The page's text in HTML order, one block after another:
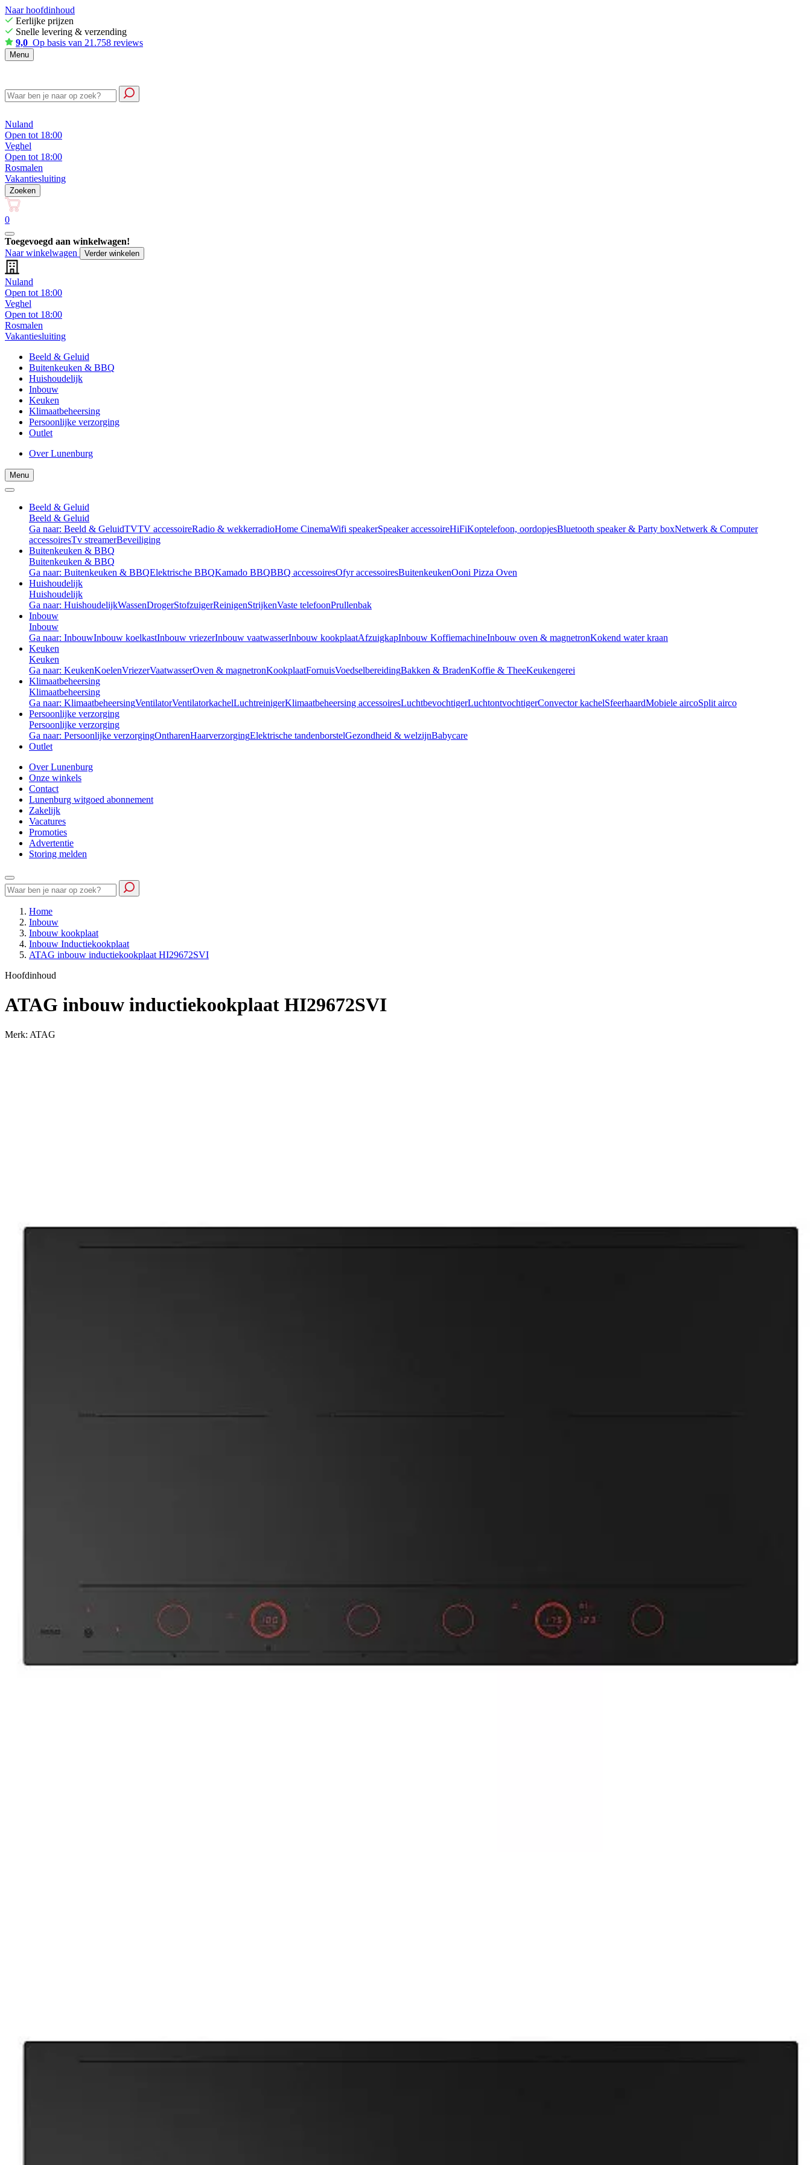
Naar hoofdinhoud
Eerlijke prijzen
Snelle levering & verzending
9,0 Op basis van 21.758 reviews
Menu
Nuland
Open tot 18:00
Veghel
Open tot 18:00
Rosmalen
Vakantiesluiting
Zoeken
0
Toegevoegd aan winkelwagen!
Naar winkelwagen
Verder winkelen
Nuland
Open tot 18:00
Veghel
Open tot 18:00
Rosmalen
Vakantiesluiting
Beeld & Geluid
Buitenkeuken & BBQ
Huishoudelijk
Inbouw
Keuken
Klimaatbeheersing
Persoonlijke verzorging
Outlet
Over Lunenburg
Menu
Beeld & Geluid
Beeld & Geluid
Ga naar: Beeld & GeluidTVTV accessoireRadio & wekkerradioHome CinemaWifi speakerSpeaker accessoireHiFiKoptelefoon, oordopjesBluetooth speaker & Party boxNetwerk & Computer
accessoiresTv streamerBeveiliging
Buitenkeuken & BBQ
Buitenkeuken & BBQ
Ga naar: Buitenkeuken & BBQElektrische BBQKamado BBQBBQ accessoiresOfyr accessoiresBuitenkeukenOoni Pizza Oven
Huishoudelijk
Huishoudelijk
Ga naar: HuishoudelijkWassenDrogerStofzuigerReinigenStrijkenVaste telefoonPrullenbak
Inbouw
Inbouw
Ga naar: InbouwInbouw koelkastInbouw vriezerInbouw vaatwasserInbouw kookplaatAfzuigkapInbouw KoffiemachineInbouw oven & magnetronKokend water kraan
Keuken
Keuken
Ga naar: KeukenKoelenVriezerVaatwasserOven & magnetronKookplaatFornuisVoedselbereidingBakken & BradenKoffie & TheeKeukengerei
Klimaatbeheersing
Klimaatbeheersing
Ga naar: KlimaatbeheersingVentilatorVentilatorkachelLuchtreinigerKlimaatbeheersing accessoiresLuchtbevochtigerLuchtontvochtigerConvector kachelSfeerhaardMobiele aircoSplit airco
Persoonlijke verzorging
Persoonlijke verzorging
Ga naar: Persoonlijke verzorgingOntharenHaarverzorgingElektrische tandenborstelGezondheid & welzijnBabycare
Outlet
Over Lunenburg
Onze winkels
Contact
Lunenburg witgoed abonnement
Zakelijk
Vacatures
Promoties
Advertentie
Storing melden
Home
Inbouw
Inbouw kookplaat
Inbouw Inductiekookplaat
ATAG inbouw inductiekookplaat HI29672SVI
Hoofdinhoud
ATAG inbouw inductiekookplaat HI29672SVI
Merk: ATAG